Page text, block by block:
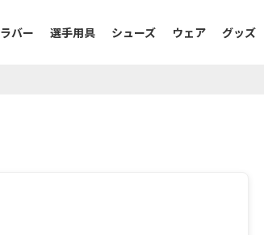
ラバー 選手用具 シューズ ウェア グッズ